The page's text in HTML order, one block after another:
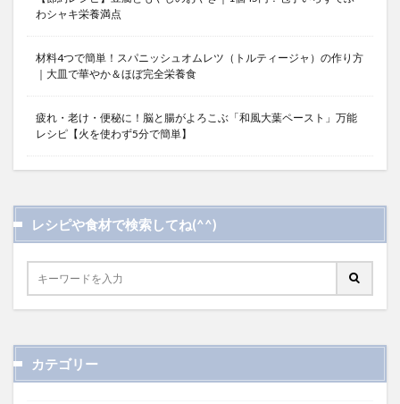
わシャキ栄養満点
材料4つで簡単！スパニッシュオムレツ（トルティージャ）の作り方
｜大皿で華やか＆ほぼ完全栄養食
疲れ・老け・便秘に！脳と腸がよろこぶ「和風大葉ペースト」万能
レシピ【火を使わず5分で簡単】
レシピや食材で検索してね(^^)
カテゴリー